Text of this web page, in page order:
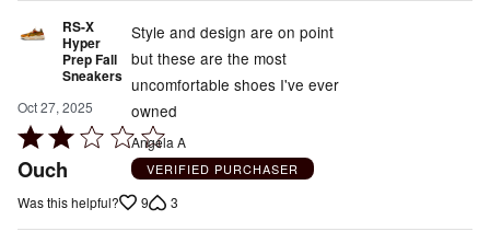
RS-X
Hyper
Prep Fall
Sneakers
Oct 27, 2025
Rated
2
of
Ouch
Style and design are on point
but these are the most
uncomfortable shoes I've ever
owned
Angela A
VERIFIED PURCHASER
Was this helpful? 9 3